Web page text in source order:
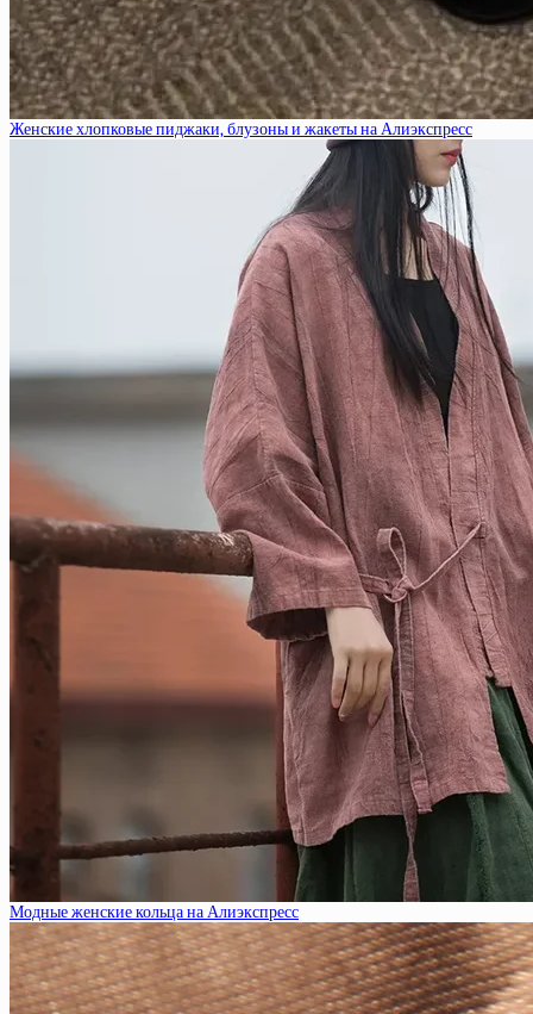
Женские хлопковые пиджаки, блузоны и жакеты на Алиэкспресс
Модные женские кольца на Алиэкспресс